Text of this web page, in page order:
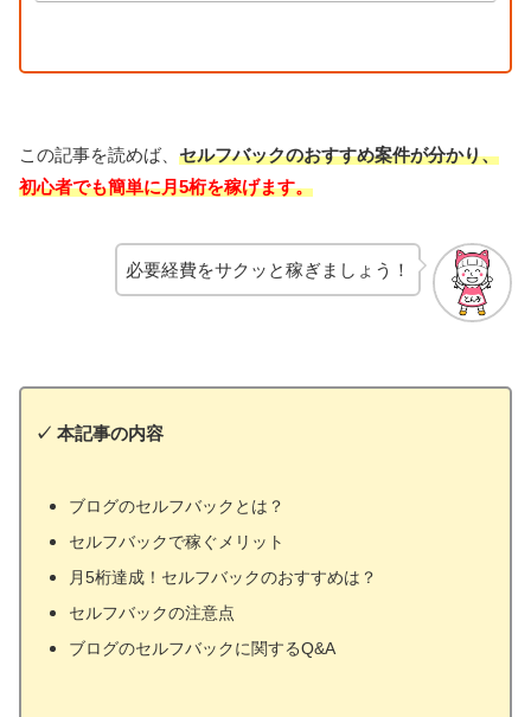
この記事を読めば、 セルフバックのおすすめ案件が分かり、
初心者でも簡単に月5桁を稼げます。
必要経費をサクッと稼ぎましょう！
✓ 本記事の内容
ブログのセルフバックとは？
セルフバックで稼ぐメリット
月5桁達成！セルフバックのおすすめは？
セルフバックの注意点
ブログのセルフバックに関するQ&A